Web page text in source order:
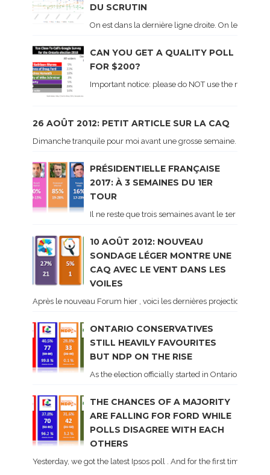
DU SCRUTIN
On est dans la dernière ligne droite. On le sait
CAN YOU GET A QUALITY POLL
FOR $200?
Important notice: please do NOT use the
26 AOÛT 2012: PETIT ARTICLE SUR LA CAQ
Dimanche tranquile pour moi avant une grosse semaine. Voici
PRÉSIDENTIELLE FRANÇAISE
2017: À 3 SEMAINES DU 1ER
TOUR
Il ne reste que trois semaines avant le 1er tour de
10 AOÛT 2012: NOUVEAU
SONDAGE LÉGER MONTRE UNE
CAQ AVEC LE VENT DANS LES
VOILES
Après le nouveau Forum hier , voici les dernières projections
ONTARIO CONSERVATIVES
STILL HEAVILY FAVOURITES
BUT NDP ON THE RISE
As the election officially started in Ontario, some
THE CHANCES OF A MAJORITY
ARE FALLING FOR FORD WHILE
POLLS DISAGREE WITH EACH
OTHERS
Yesterday, we got the latest Ipsos poll . And for the first time